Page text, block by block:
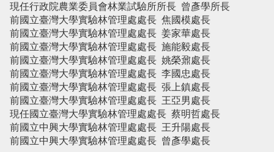
現任行政院農業委員會林業試驗所所長 曾彥學所長
前國立臺灣大學實驗林管理處處長 焦國模處長
前國立臺灣大學實驗林管理處處長 姜家華處長
前國立臺灣大學實驗林管理處處長 施能毅處長
前國立臺灣大學實驗林管理處處長 姚榮鼐處長
前國立臺灣大學實驗林管理處處長 李國忠處長
前國立臺灣大學實驗林管理處處長 張上鎮處長
前國立臺灣大學實驗林管理處處長 王亞男處長
現任國立臺灣大學實驗林管理處處長 蔡明哲處長
前國立中興大學實驗林管理處處長 王升陽處長
前國立中興大學實驗林管理處處長 曾彥學處長